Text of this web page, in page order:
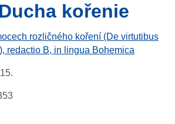
kořenie
rozličného koření (De virtutibus
redactio B, in lingua Bohemica